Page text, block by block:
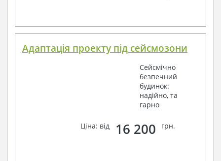
Адаптація проекту під сейсмозони
Сейсмічно
безпечний
будинок:
надійно, та
гарно
Ціна: від 16 200 грн.